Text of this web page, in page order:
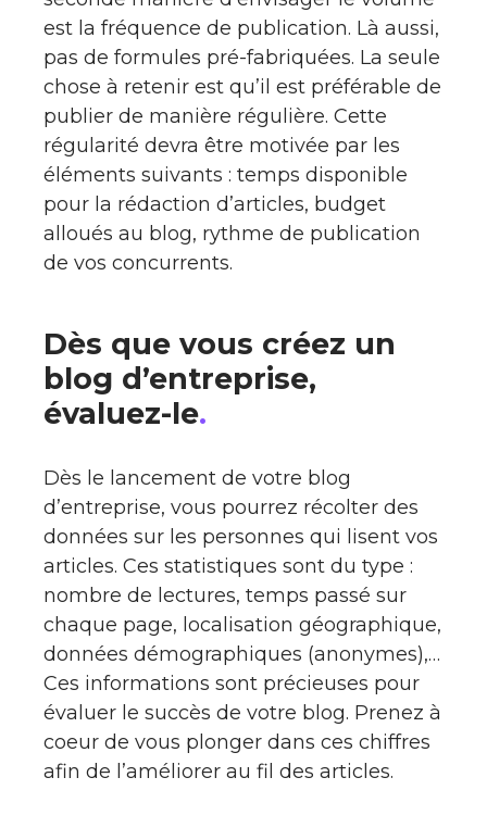
est la fréquence de publication. Là aussi,
pas de formules pré-fabriquées. La seule
chose à retenir est qu’il est préférable de
publier de manière régulière. Cette
régularité devra être motivée par les
éléments suivants : temps disponible
pour la rédaction d’articles, budget
alloués au blog, rythme de publication
de vos concurrents.
Dès que vous créez un
blog d’entreprise,
évaluez-le.
Dès le lancement de votre blog
d’entreprise, vous pourrez récolter des
données sur les personnes qui lisent vos
articles. Ces statistiques sont du type :
nombre de lectures, temps passé sur
chaque page, localisation géographique,
données démographiques (anonymes),…
Ces informations sont précieuses pour
évaluer le succès de votre blog. Prenez à
coeur de vous plonger dans ces chiffres
afin de l’améliorer au fil des articles.